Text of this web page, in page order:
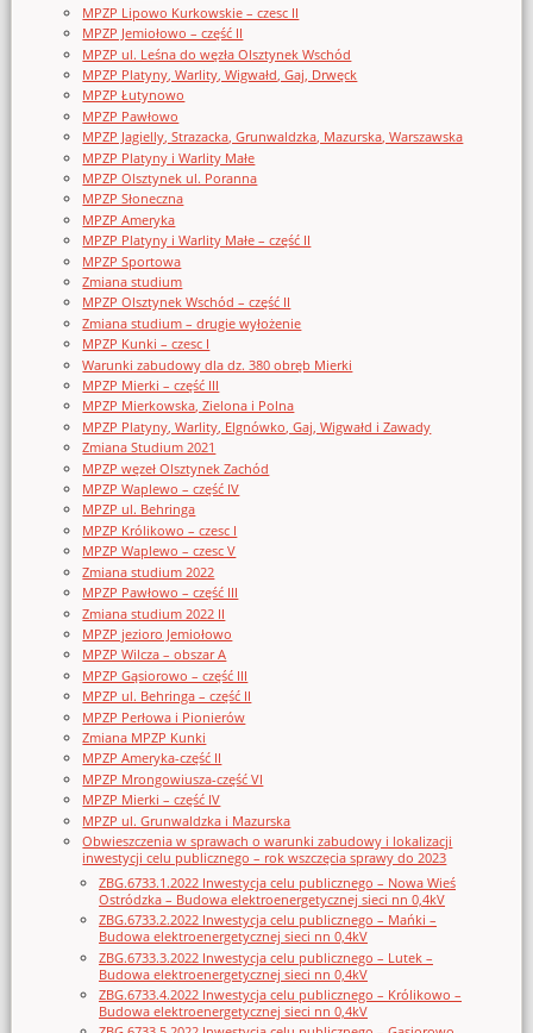
MPZP Lipowo Kurkowskie – czesc II
MPZP Jemiołowo – część II
MPZP ul. Leśna do węzła Olsztynek Wschód
MPZP Platyny, Warlity, Wigwałd, Gaj, Drwęck
MPZP Łutynowo
MPZP Pawłowo
MPZP Jagielly, Strazacka, Grunwaldzka, Mazurska, Warszawska
MPZP Platyny i Warlity Małe
MPZP Olsztynek ul. Poranna
MPZP Słoneczna
MPZP Ameryka
MPZP Platyny i Warlity Małe – część II
MPZP Sportowa
Zmiana studium
MPZP Olsztynek Wschód – część II
Zmiana studium – drugie wyłożenie
MPZP Kunki – czesc I
Warunki zabudowy dla dz. 380 obręb Mierki
MPZP Mierki – część III
MPZP Mierkowska, Zielona i Polna
MPZP Platyny, Warlity, Elgnówko, Gaj, Wigwałd i Zawady
Zmiana Studium 2021
MPZP węzeł Olsztynek Zachód
MPZP Waplewo – część IV
MPZP ul. Behringa
MPZP Królikowo – czesc I
MPZP Waplewo – czesc V
Zmiana studium 2022
MPZP Pawłowo – część III
Zmiana studium 2022 II
MPZP jezioro Jemiołowo
MPZP Wilcza – obszar A
MPZP Gąsiorowo – część III
MPZP ul. Behringa – część II
MPZP Perłowa i Pionierów
Zmiana MPZP Kunki
MPZP Ameryka-część II
MPZP Mrongowiusza-część VI
MPZP Mierki – część IV
MPZP ul. Grunwaldzka i Mazurska
Obwieszczenia w sprawach o warunki zabudowy i lokalizacji
inwestycji celu publicznego – rok wszczęcia sprawy do 2023
ZBG.6733.1.2022 Inwestycja celu publicznego – Nowa Wieś
Ostródzka – Budowa elektroenergetycznej sieci nn 0,4kV
ZBG.6733.2.2022 Inwestycja celu publicznego – Mańki –
Budowa elektroenergetycznej sieci nn 0,4kV
ZBG.6733.3.2022 Inwestycja celu publicznego – Lutek –
Budowa elektroenergetycznej sieci nn 0,4kV
ZBG.6733.4.2022 Inwestycja celu publicznego – Królikowo –
Budowa elektroenergetycznej sieci nn 0,4kV